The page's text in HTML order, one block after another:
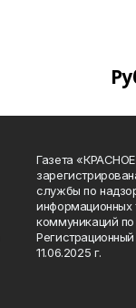
Газета
службы по
информационных
коммуникаций
11.06.2025 г.